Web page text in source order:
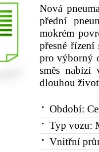
Nová
přední
mokrém
přesné řízení
pro výborný
směs nabízí
dlouhou
Období:
Typ vozu:
Vnitřní